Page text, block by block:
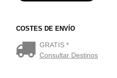
COSTES DE ENVÍO
GRATIS *
Consultar Destinos